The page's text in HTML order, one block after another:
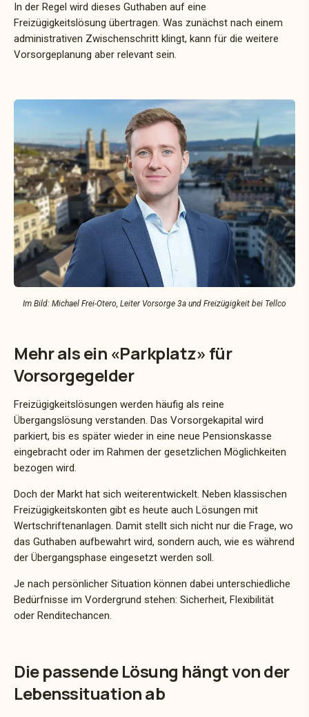
In der Regel wird dieses Guthaben auf eine
Freizügigkeitslösung übertragen. Was zunächst nach einem
administrativen Zwischenschritt klingt, kann für die weitere
Vorsorgeplanung aber relevant sein.
Im Bild: Michael Frei-Otero, Leiter Vorsorge 3a und Freizügigkeit bei Tellco
Mehr als ein «Parkplatz» für
Vorsorgegelder
Freizügigkeitslösungen werden häufig als reine
Übergangslösung verstanden. Das Vorsorgekapital wird
parkiert, bis es später wieder in eine neue Pensionskasse
eingebracht oder im Rahmen der gesetzlichen Möglichkeiten
bezogen wird.
Doch der Markt hat sich weiterentwickelt. Neben klassischen
Freizügigkeitskonten gibt es heute auch Lösungen mit
Wertschriftenanlagen. Damit stellt sich nicht nur die Frage, wo
das Guthaben aufbewahrt wird, sondern auch, wie es während
der Übergangsphase eingesetzt werden soll.
Je nach persönlicher Situation können dabei unterschiedliche
Bedürfnisse im Vordergrund stehen: Sicherheit, Flexibilität
oder Renditechancen.
Die passende Lösung hängt von der
Lebenssituation ab